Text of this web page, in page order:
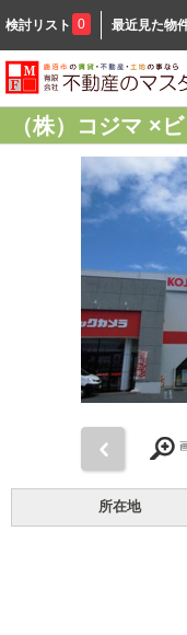
検討リスト 0 最近見た物
（株）コジマ ×
所在地